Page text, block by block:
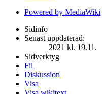
Powered by MediaWiki
Sidinfo
Senast uppdaterad:
2021 kl. 19.11.
Sidverktyg
Fil
Diskussion
Visa